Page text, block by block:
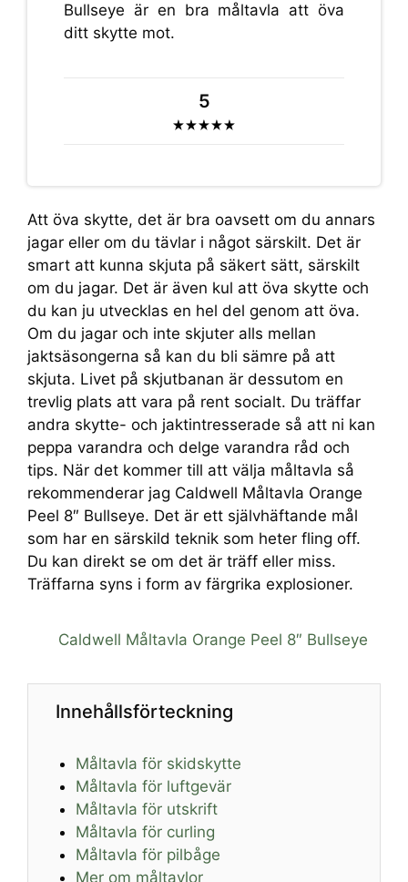
Bullseye är en bra måltavla att öva
ditt skytte mot.
5
Att öva skytte, det är bra oavsett om du annars
jagar eller om du tävlar i något särskilt. Det är
smart att kunna skjuta på säkert sätt, särskilt
om du jagar. Det är även kul att öva skytte och
du kan ju utvecklas en hel del genom att öva.
Om du jagar och inte skjuter alls mellan
jaktsäsongerna så kan du bli sämre på att
skjuta. Livet på skjutbanan är dessutom en
trevlig plats att vara på rent socialt. Du träffar
andra skytte- och jaktintresserade så att ni kan
peppa varandra och delge varandra råd och
tips. När det kommer till att välja måltavla så
rekommenderar jag Caldwell Måltavla Orange
Peel 8″ Bullseye. Det är ett självhäftande mål
som har en särskild teknik som heter fling off.
Du kan direkt se om det är träff eller miss.
Träffarna syns i form av färgrika explosioner.
Caldwell Måltavla Orange Peel 8″ Bullseye
Innehållsförteckning
Måltavla för skidskytte
Måltavla för luftgevär
Måltavla för utskrift
Måltavla för curling
Måltavla för pilbåge
Mer om måltavlor